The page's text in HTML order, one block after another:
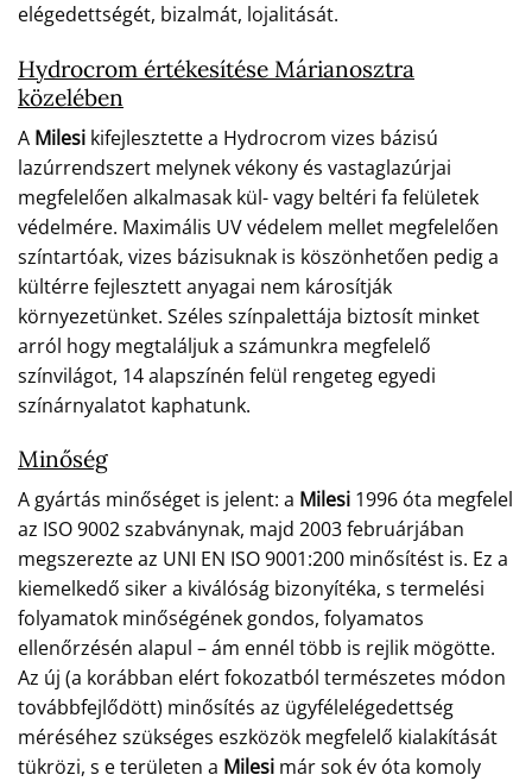
elégedettségét, bizalmát, lojalitását.
Hydrocrom értékesítése Márianosztra
közelében
A Milesi kifejlesztette a Hydrocrom vizes bázisú
lazúrrendszert melynek vékony és vastaglazúrjai
megfelelően alkalmasak kül- vagy beltéri fa felületek
védelmére. Maximális UV védelem mellet megfelelően
színtartóak, vizes bázisuknak is köszönhetően pedig a
kültérre fejlesztett anyagai nem károsítják
környezetünket. Széles színpalettája biztosít minket
arról hogy megtaláljuk a számunkra megfelelő
színvilágot, 14 alapszínén felül rengeteg egyedi
színárnyalatot kaphatunk.
Minőség
A gyártás minőséget is jelent: a Milesi 1996 óta megfelel
az ISO 9002 szabványnak, majd 2003 februárjában
megszerezte az UNI EN ISO 9001:200 minősítést is. Ez a
kiemelkedő siker a kiválóság bizonyítéka, s termelési
folyamatok minőségének gondos, folyamatos
ellenőrzésén alapul – ám ennél több is rejlik mögötte.
Az új (a korábban elért fokozatból természetes módon
továbbfejlődött) minősítés az ügyfélelégedettség
méréséhez szükséges eszközök megfelelő kialakítását
tükrözi, s e területen a Milesi már sok év óta komoly